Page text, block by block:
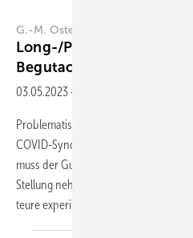
G.-M. Ostendorf
Long-/Post-COVID:
Begutachtung für die
03.05.2023 -
Problematisch in der Begutachtung
COVID-Syndrom ist vor allem die
muss der Gutachter in der privaten
Stellung nehmen zu Fragen, wie eine
teureexperimentelle...